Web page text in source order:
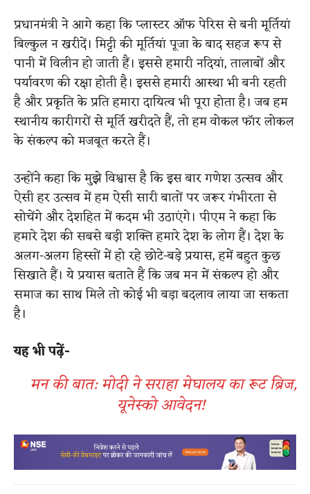
प्रधानमंत्री ने आगे कहा कि प्लास्टर ऑफ पेरिस से बनी मूर्तियां
बिल्कुल न खरीदें। मिट्टी की मूर्तियां पूजा के बाद सहज रूप से
पानी में विलीन हो जाती हैं। इससे हमारी नदियां, तालाबों और
पर्यावरण की रक्षा होती है। इससे हमारी आस्था भी बनी रहती
है और प्रकृति के प्रति हमारा दायित्व भी पूरा होता है। जब हम
स्थानीय कारीगरों से मूर्ति खरीदते हैं, तो हम वोकल फॉर लोकल
के संकल्प को मजबूत करते हैं।
उन्होंने कहा कि मुझे विश्वास है कि इस बार गणेश उत्सव और
ऐसी हर उत्सव में हम ऐसी सारी बातों पर जरूर गंभीरता से
सोचेंगे और देशहित में कदम भी उठाएंगे। पीएम ने कहा कि
हमारे देश की सबसे बड़ी शक्ति हमारे देश के लोग हैं। देश के
अलग-अलग हिस्सों में हो रहे छोटे-बड़े प्रयास, हमें बहुत कुछ
सिखाते हैं। ये प्रयास बताते हैं कि जब मन में संकल्प हो और
समाज का साथ मिले तो कोई भी बड़ा बदलाव लाया जा सकता
है।
यह भी पढ़ें-
मन की बात: मोदी ने सराहा मेघालय का रूट ब्रिज,
यूनेस्को आवेदन!